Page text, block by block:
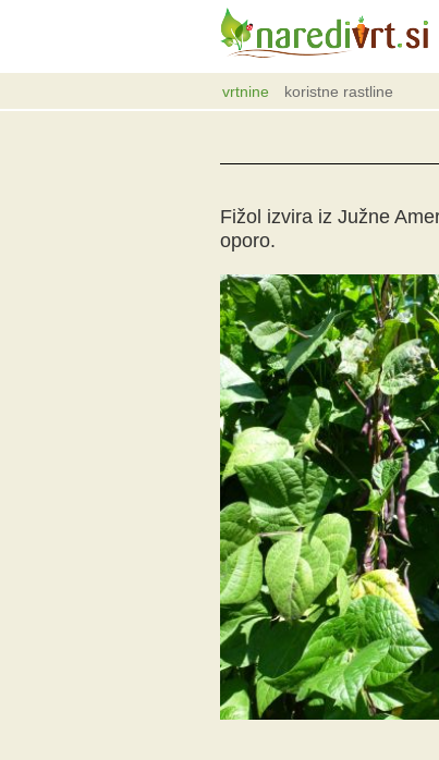
vrtnine koristne rastline
Fižol izvira iz Južne
oporo.